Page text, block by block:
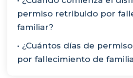
permiso retribuido por
familiar?
• ¿Cuántos días de
por fallecimiento de